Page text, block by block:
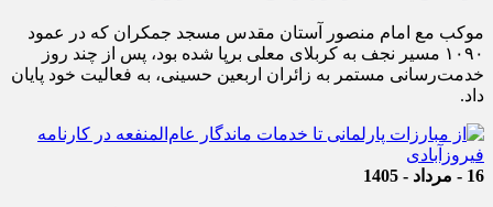
موکب مع امام منصور آستان مقدس مسجد جمکران که در عمود
۱۰۹۰ مسیر نجف به کربلای معلی برپا شده بود، پس از چند روز
خدمت‌رسانی مستمر به زائران اربعین حسینی، به فعالیت خود پایان
داد.
16 - مرداد - 1405